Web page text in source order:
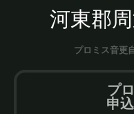
河東郡
プロミス音更
プ
申